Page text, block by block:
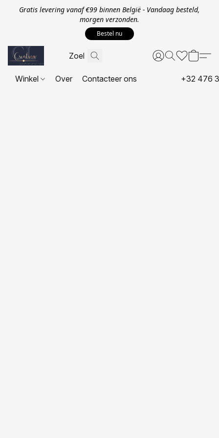
Gratis levering vanaf €99 binnen België - Vandaag besteld,
morgen verzonden.
Bestel nu
Winkel Over Contacteer ons +32 476